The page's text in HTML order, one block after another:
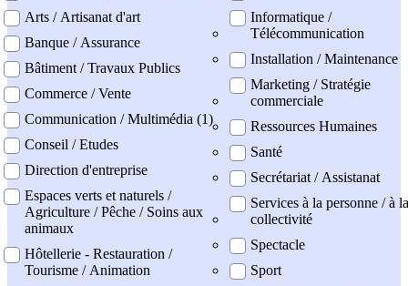
Arts / Artisanat d'art
Banque / Assurance
Bâtiment / Travaux Publics
Commerce / Vente
Communication / Multimédia (1)
Conseil / Etudes
Direction d'entreprise
Espaces verts et naturels /
Agriculture / Pêche / Soins aux
animaux
Hôtellerie - Restauration /
Tourisme / Animation
Informatique /
Télécommunication
Installation / Maintenance
Marketing / Stratégie
commerciale
Ressources Humaines
Santé
Secrétariat / Assistanat
Services à la personne / à la
collectivité
Spectacle
Sport